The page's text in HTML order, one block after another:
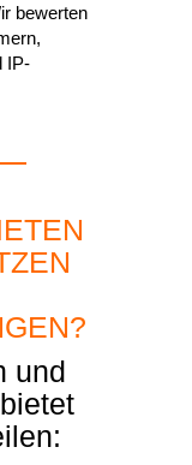
bewerten
IP-
und